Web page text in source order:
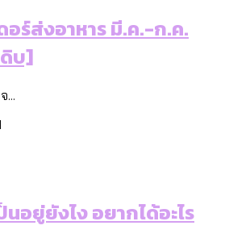
อร์ส่งอาหาร มี.ค.-ก.ค.
บ]
...
นอยู่ยังไง อยากได้อะไร